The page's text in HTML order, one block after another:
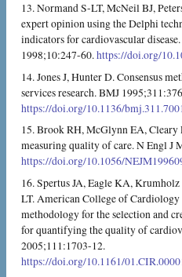
13. Normand S-LT, McNeil BJ,
expert opinion using the Delphi
indicators for cardiovascular
1998;10:247-60.https://doi.org/
14. Jones J, Hunter D. Consensus
services research. BMJ
https://doi.org/10.1136/
15. Brook RH, McGlynn EA, Cleary
measuring quality of care. N Engl J
https://doi.org/10.1056/
16. Spertus JA, Eagle KA,
LT. American College of
methodology for the selection and
for quantifying the quality of
2005;111:1703-12.
https://doi.org/10.1161/